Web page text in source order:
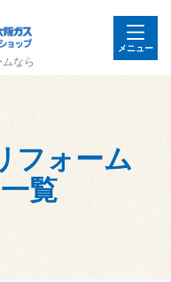
メニュー
なら
フォーム
覧